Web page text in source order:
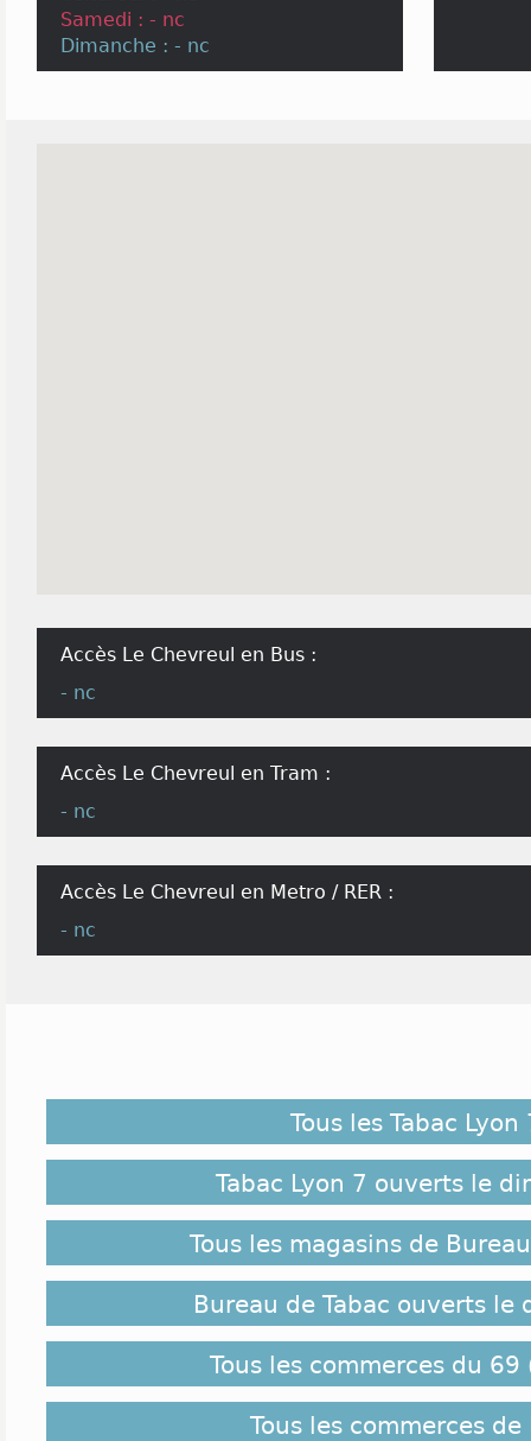
Samedi : - nc
Dimanche : - nc
Accès Le Chevreul en Bus :
- nc
Accès Le Chevreul en Tram :
- nc
Accès Le Chevreul en Metro / RER :
- nc
Tous les Tabac Lyon
Tabac Lyon 7 ouverts le
Tous les magasins de
Bureau de Tabac ouverts le
Tous les commerces du 69
Tous les commerces de